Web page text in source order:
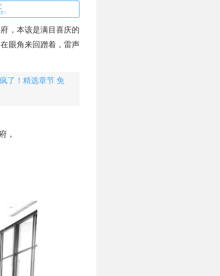
）
，本该是满目喜庆的
眼角来回蹭着，雷声
了！精选章节 免
，